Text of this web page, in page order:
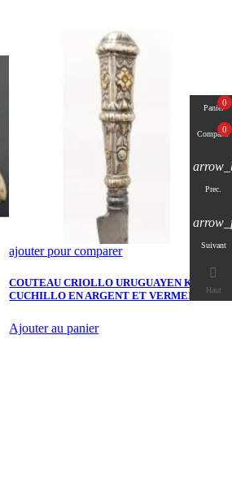
ajouter pour comparer
COUTEAU CRIOLLO URUGUAYEN KNIFE
CUCHILLO EN ARGENT ET VERMEIL XIXè
Ajouter au panier
Panier
0
Comparer
0
Prec.
Suivant

Haut